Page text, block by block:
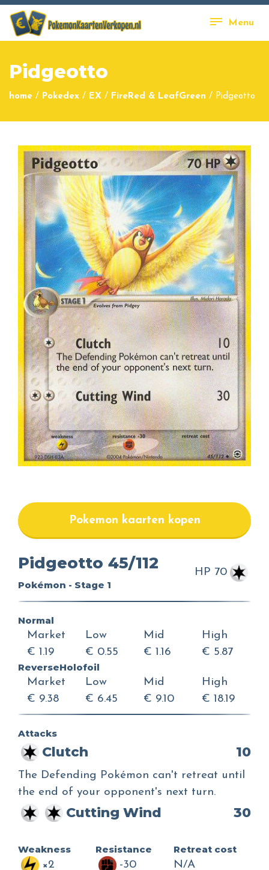
Menu
Pidgeotto
home / Pokedex / EX / FireRed & LeafGreen / Pidgeotto
Pokemon kaarten kopen
Pidgeotto 45/112
Pokémon - Stage 1
HP 70
Normal
Market
€ 1.19
Low
€ 0.55
Mid
€ 1.16
High
€ 5.87
ReverseHolofoil
Market
€ 9.38
Low
€ 6.45
Mid
€ 9.10
High
€ 18.19
Attacks
Clutch 10
The Defending Pokémon can't retreat until
the end of your opponent's next turn.
Cutting Wind 30
Weakness
×2
Resistance
-30
Retreat cost
N/A